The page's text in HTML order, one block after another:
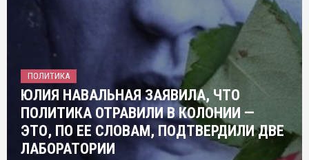
ПОЛИТИКА
ЮЛИЯ НАВАЛЬНАЯ ЗАЯВИЛА, ЧТО
ПОЛИТИКА ОТРАВИЛИ В КОЛОНИИ —
ЭТО, ПО ЕЕ СЛОВАМ, ПОДТВЕРДИЛИ ДВЕ
ЛАБОРАТОРИИ